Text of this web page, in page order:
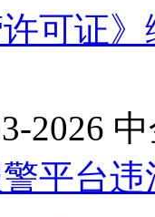
许可证
2026
平台违